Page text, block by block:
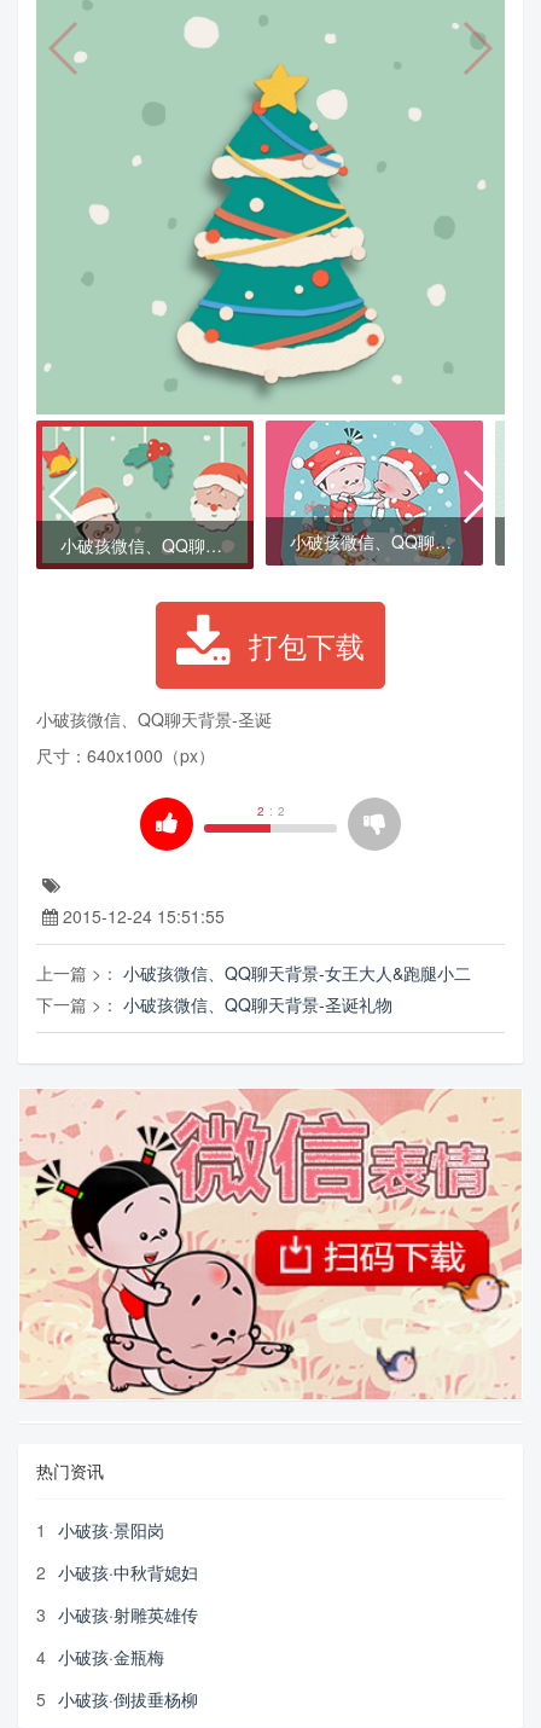
小破孩微信、QQ聊天背景-圣诞 小破孩微信、QQ聊天背景-圣诞礼物
打包下载
小破孩微信、QQ聊天背景-圣诞
尺寸：640x1000（px）
2 : 2
2015-12-24 15:51:55
上一篇 >： 小破孩微信、QQ聊天背景-女王大人&跑腿小二
下一篇 >： 小破孩微信、QQ聊天背景-圣诞礼物
热门资讯
1
小破孩·景阳岗
2 小破孩·中秋背媳妇
3 小破孩·射雕英雄传
4 小破孩·金瓶梅
5 小破孩·倒拔垂杨柳